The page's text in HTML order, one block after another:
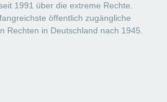
1991 über die extreme Rechte.
öffentlich zugängliche
Rechten in Deutschland nach 1945.